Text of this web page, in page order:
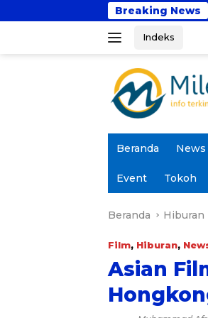
ke
Breaking News
Fenomena “Kabur
Indeks
Beranda News
Event Tokoh
Beranda Hiburan
Film, Hiburan,
Asian